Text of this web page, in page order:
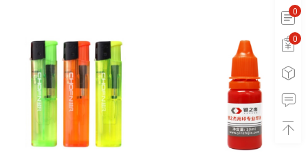
0
0 0